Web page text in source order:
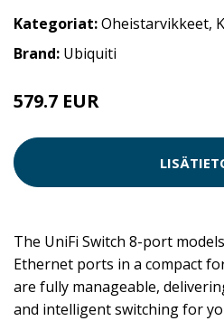
Kategoriat:Oheistarvikkeet,
Brand: Ubiquiti
579.7 EUR
The UniFi Switch 8-port
Ethernet ports in a compact
are fully manageable,
and intelligent switching for